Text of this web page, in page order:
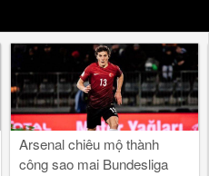
Arsenal chiêu mộ thành
công sao mai Bundesliga